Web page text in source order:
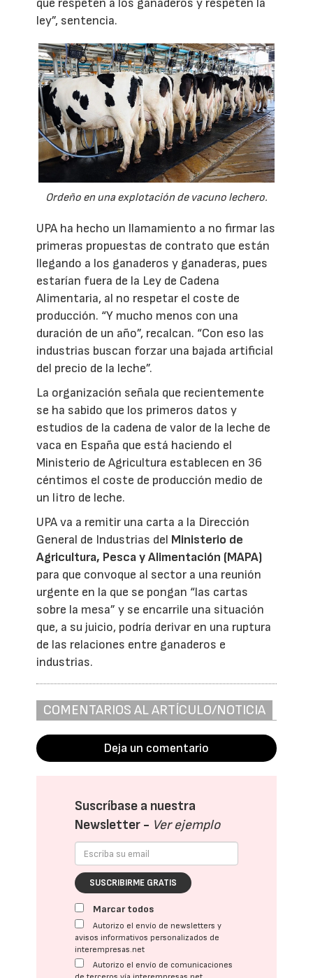
que respeten a los ganaderos y respeten la
ley”, sentencia.
Ordeño en una explotación de vacuno lechero.
UPA ha hecho un llamamiento a no firmar las
primeras propuestas de contrato que están
llegando a los ganaderos y ganaderas, pues
estarían fuera de la Ley de Cadena
Alimentaria, al no respetar el coste de
producción. “Y mucho menos con una
duración de un año”, recalcan. “Con eso las
industrias buscan forzar una bajada artificial
del precio de la leche”.
La organización señala que recientemente
se ha sabido que los primeros datos y
estudios de la cadena de valor de la leche de
vaca en España que está haciendo el
Ministerio de Agricultura establecen en 36
céntimos el coste de producción medio de
un litro de leche.
UPA va a remitir una carta a la Dirección
General de Industrias del Ministerio de
Agricultura, Pesca y Alimentación (MAPA)
para que convoque al sector a una reunión
urgente en la que se pongan “las cartas
sobre la mesa” y se encarrile una situación
que, a su juicio, podría derivar en una ruptura
de las relaciones entre ganaderos e
industrias.
COMENTARIOS AL ARTÍCULO/NOTICIA
Deja un comentario
Suscríbase a nuestra
Newsletter - Ver ejemplo
SUSCRIBIRME GRATIS
Marcar todos
Autorizo el envío de newsletters y
avisos informativos personalizados de
interempresas.net
Autorizo el envío de comunicaciones